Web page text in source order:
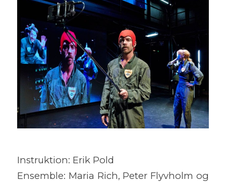
Instruktion: Erik Pold
Ensemble: Maria Rich, Peter Flyvholm og